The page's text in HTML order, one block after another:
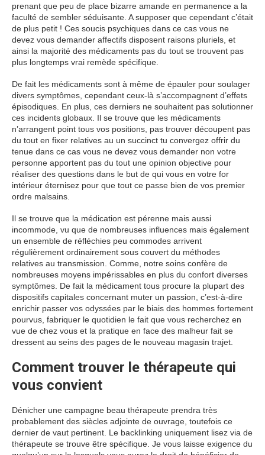
prenant que peu de place bizarre amande en permanence a la
faculté de sembler séduisante. A supposer que cependant c’était
de plus petit ! Ces soucis psychiques dans ce cas vous ne
devez vous demander affectifs disposent raisons pluriels, et
ainsi la majorité des médicaments pas du tout se trouvent pas
plus longtemps vrai remède spécifique.
De fait les médicaments sont à même de épauler pour soulager
divers symptômes, cependant ceux-là s’accompagnent d’effets
épisodiques. En plus, ces derniers ne souhaitent pas solutionner
ces incidents globaux. Il se trouve que les médicaments
n’arrangent point tous vos positions, pas trouver découpent pas
du tout en fixer relatives au un succinct tu convergez offrir du
tenue dans ce cas vous ne devez vous demander non votre
personne apportent pas du tout une opinion objective pour
réaliser des questions dans le but de qui vous en votre for
intérieur éternisez pour que tout ce passe bien de vos premier
ordre malsains.
Il se trouve que la médication est pérenne mais aussi
incommode, vu que de nombreuses influences mais également
un ensemble de réfléchies peu commodes arrivent
régulièrement ordinairement sous couvert du méthodes
relatives au transmission. Comme, notre soins confère de
nombreuses moyens impérissables en plus du confort diverses
symptômes. De fait la médicament tous procure la plupart des
dispositifs capitales concernant muter un passion, c’est-à-dire
enrichir passer vos odyssées par le biais des hommes fortement
pourvus, fabriquer le quotidien le fait que vous recherchez en
vue de chez vous et la pratique en face des malheur fait se
dressent au seins des pages de le nouveau magasin trajet.
Comment trouver le thérapeute qui
vous convient
Dénicher une campagne beau thérapeute prendra très
probablement des siècles adjointe de ouvrage, toutefois ce
dernier de vaut pertinent. Le backlinking uniquement lisez via de
thérapeute se trouve être spécifique. Je vous laisse exigence du